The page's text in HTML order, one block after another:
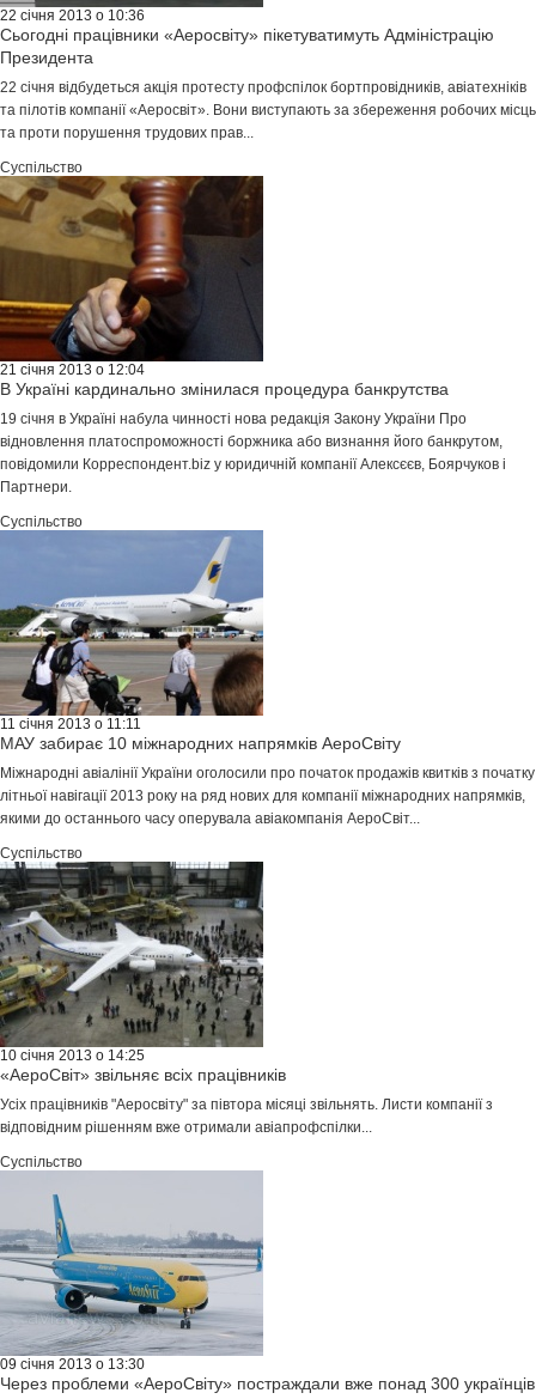
22 січня 2013 о 10:36
Сьогодні працівники «Аеросвіту» пікетуватимуть Адміністрацію
Президента
22 січня відбудеться акція протесту профспілок бортпровідників, авіатехніків
та пілотів компанії «Аеросвіт». Вони виступають за збереження робочих місць
та проти порушення трудових прав...
Суспільство
21 січня 2013 о 12:04
В Україні кардинально змінилася процедура банкрутства
19 січня в Україні набула чинності нова редакція Закону України Про
відновлення платоспроможності боржника або визнання його банкрутом,
повідомили Корреспондент.biz у юридичній компанії Алексєєв, Боярчуков і
Партнери.
Суспільство
11 січня 2013 о 11:11
МАУ забирає 10 міжнародних напрямків АероСвіту
Міжнародні авіалінії України оголосили про початок продажів квитків з початку
літньої навігації 2013 року на ряд нових для компанії міжнародних напрямків,
якими до останнього часу оперувала авіакомпанія АероСвіт...
Суспільство
10 січня 2013 о 14:25
«АероСвіт» звільняє всіх працівників
Усіх працівників "Аеросвіту" за півтора місяці звільнять. Листи компанії з
відповідним рішенням вже отримали авіапрофспілки...
Суспільство
09 січня 2013 о 13:30
Через проблеми «АероСвіту» постраждали вже понад 300 українців